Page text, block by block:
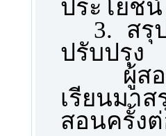
ประโยชน์
3.
สรุ
ปรับปรุง
ผู้สอนน
เรียนมาส
สอนครั้ง